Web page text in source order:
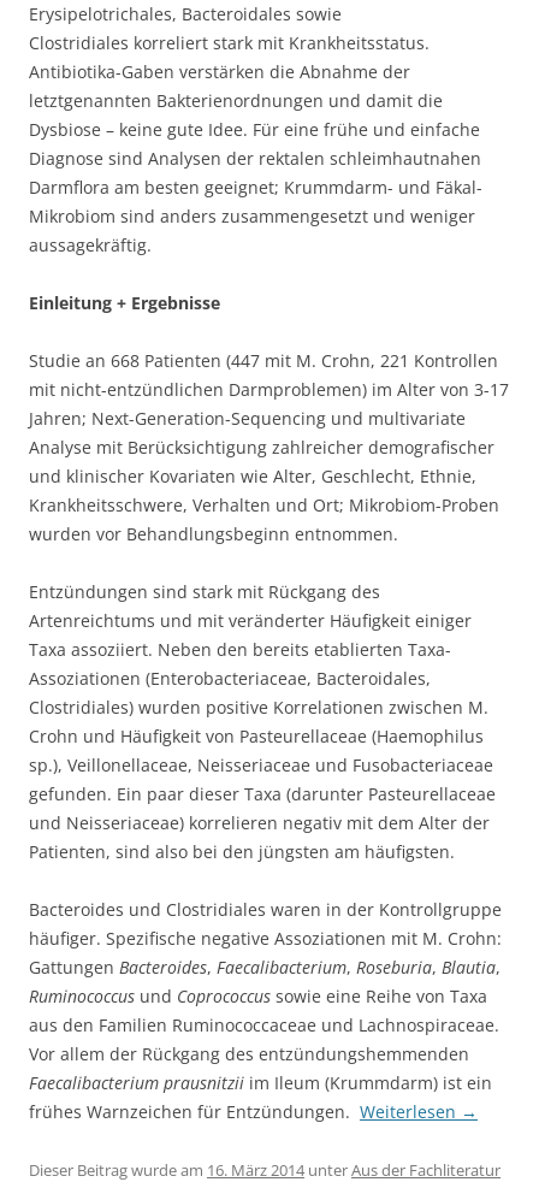
Erysipelotrichales, Bacteroidales sowie
Clostridiales korreliert stark mit Krankheitsstatus.
Antibiotika-Gaben verstärken die Abnahme der
letztgenannten Bakterienordnungen und damit die
Dysbiose – keine gute Idee. Für eine frühe und einfache
Diagnose sind Analysen der rektalen schleimhautnahen
Darmflora am besten geeignet; Krummdarm- und Fäkal-
Mikrobiom sind anders zusammengesetzt und weniger
aussagekräftig.
Einleitung + Ergebnisse
Studie an 668 Patienten (447 mit M. Crohn, 221 Kontrollen
mit nicht-entzündlichen Darmproblemen) im Alter von 3-17
Jahren; Next-Generation-Sequencing und multivariate
Analyse mit Berücksichtigung zahlreicher demografischer
und klinischer Kovariaten wie Alter, Geschlecht, Ethnie,
Krankheitsschwere, Verhalten und Ort; Mikrobiom-Proben
wurden vor Behandlungsbeginn entnommen.
Entzündungen sind stark mit Rückgang des
Artenreichtums und mit veränderter Häufigkeit einiger
Taxa assoziiert. Neben den bereits etablierten Taxa-
Assoziationen (Enterobacteriaceae, Bacteroidales,
Clostridiales) wurden positive Korrelationen zwischen M.
Crohn und Häufigkeit von Pasteurellaceae (Haemophilus
sp.), Veillonellaceae, Neisseriaceae und Fusobacteriaceae
gefunden. Ein paar dieser Taxa (darunter Pasteurellaceae
und Neisseriaceae) korrelieren negativ mit dem Alter der
Patienten, sind also bei den jüngsten am häufigsten.
Bacteroides und Clostridiales waren in der Kontrollgruppe
häufiger. Spezifische negative Assoziationen mit M. Crohn:
Gattungen Bacteroides, Faecalibacterium, Roseburia, Blautia,
Ruminococcus und Coprococcus sowie eine Reihe von Taxa
aus den Familien Ruminococcaceae und Lachnospiraceae.
Vor allem der Rückgang des entzündungshemmenden
Faecalibacterium prausnitzii im Ileum (Krummdarm) ist ein
frühes Warnzeichen für Entzündungen. Weiterlesen →
Dieser Beitrag wurde am 16. März 2014unterAus der Fachliteratur